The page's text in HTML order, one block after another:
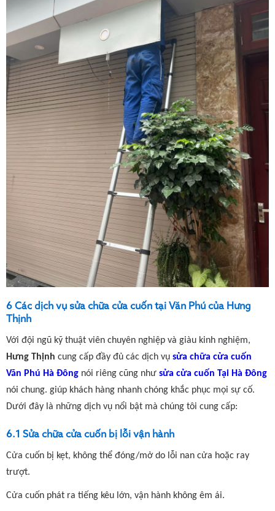
6 Các dịch vụ sửa chữa cửa cuốn tại Văn Phú của Hưng
Thịnh
Với đội ngũ kỹ thuật viên chuyên nghiệp và giàu kinh nghiệm,
Hưng Thịnh cung cấp đầy đủ các dịch vụ sửa chữa cửa cuốn
Văn Phú Hà Đông nói riêng cũng như sửa cửa cuốn Tại Hà Đông
nói chung. giúp khách hàng nhanh chóng khắc phục mọi sự cố.
Dưới đây là những dịch vụ nổi bật mà chúng tôi cung cấp:
6.1 Sửa chữa cửa cuốn bị lỗi vận hành
Cửa cuốn bị kẹt, không thể đóng/mở do lỗi nan cửa hoặc ray
trượt.
Cửa cuốn phát ra tiếng kêu lớn, vận hành không êm ái.